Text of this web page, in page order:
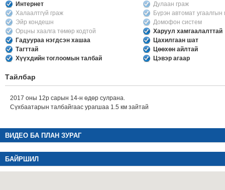
Интернет
Дулаан граж
Халаалтгүй граж
Бүрэн автомат
Эйр кондешн
Домофон систем
Орцны хаалга төмөр кодтой
Харуул хамгаалалттай
Гадуураа нэгдсэн хашаа
Цахилгаан шат
Тагттай
Цөөхөн айлтай
Хүүхдийн тоглоомын талбай
Цэвэр агаар
Тайлбар
2017 оны 12р сарын 14-н өдөр сулрана.
Сүхбаатарын талбайгаас урагшаа 1.5 км зайтай
ВИДЕО БА ПЛАН ЗУРАГ
БАЙРШИЛ